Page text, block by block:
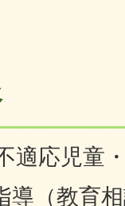
適応児童
導（教育